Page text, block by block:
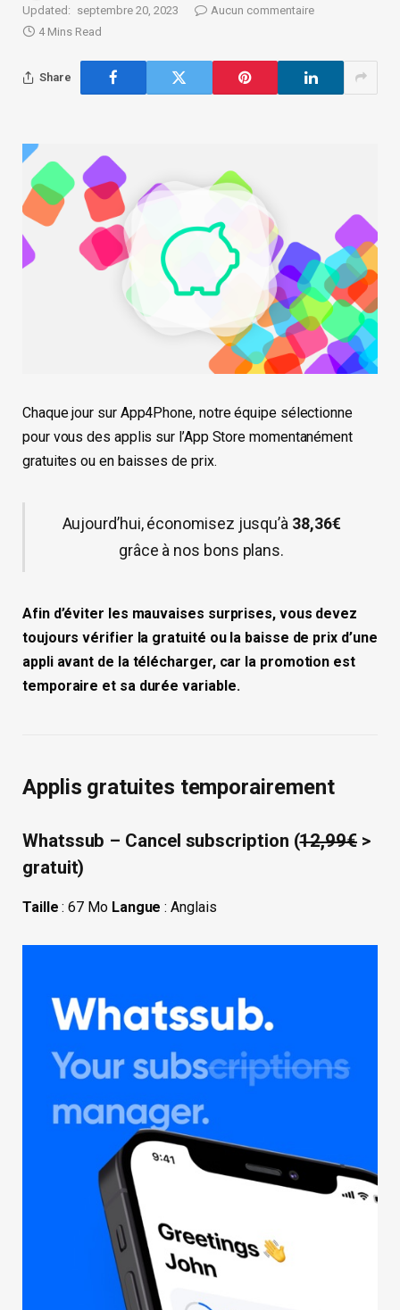
Updated: septembre 20, 2023
Aucun commentaire
4 Mins Read
Share
Chaque jour sur App4Phone, notre équipe sélectionne
pour vous des applis sur l’App Store momentanément
gratuites ou en baisses de prix.
Aujourd’hui, économisez jusqu’à 38,36€
grâce à nos bons plans.
Afin d’éviter les mauvaises surprises, vous devez
toujours vérifier la gratuité ou la baisse de prix d’une
appli avant de la télécharger, car la promotion est
temporaire et sa durée variable.
Applis gratuites temporairement
Whatssub – Cancel subscription (12,99€>
gratuit)
Taille : 67 Mo Langue : Anglais